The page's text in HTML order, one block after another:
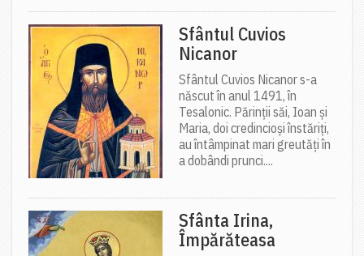
Sfântul Cuvios
Nicanor
Sfântul Cuvios Nicanor s-a
născut în anul 1491, în
Tesalonic. Părinții săi, Ioan și
Maria, doi credincioși înstăriți,
au întâmpinat mari greutăți în
a dobândi prunci....
Sfânta Irina,
Împărăteasa